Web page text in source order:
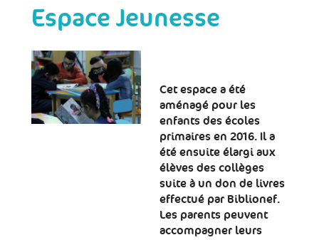
Espace Jeunesse
Cet espace a été
aménagé pour les
enfants des écoles
primaires en 2016. Il a
été ensuite élargi aux
élèves des collèges
suite à un don de livres
effectué par Biblionef.
Les parents peuvent
accompagner leurs